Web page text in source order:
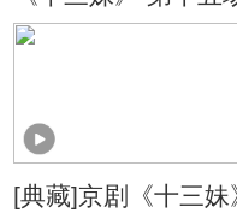
[典藏]京剧《十三妹